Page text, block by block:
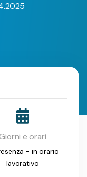
e orari
- in orario
lavorativo